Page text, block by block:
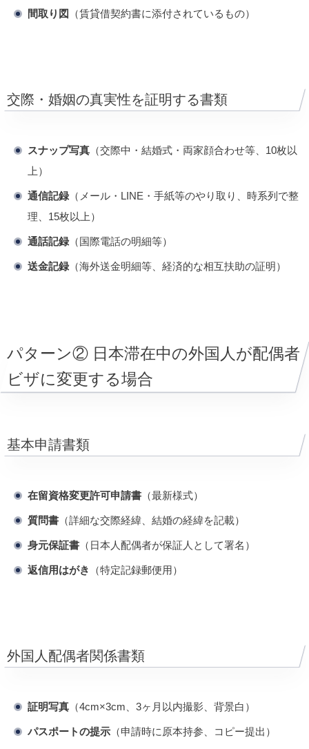
間取り図 （賃貸借契約書に添付されているもの）
交際・婚姻の真実性を証明する書類
スナップ写真 （交際中・結婚式・両家顔合わせ等、10枚以
上）
通信記録（メール・LINE・手紙等のやり取り、時系列で整
理、15枚以上）
通話記録（国際電話の明細等）
送金記録（海外送金明細等、経済的な相互扶助の証明）
パターン② 日本滞在中の外国人が配偶者
ビザに変更する場合
基本申請書類
在留資格変更許可申請書 （最新様式）
質問書 （詳細な交際経緯、結婚の経緯を記載）
身元保証書 （日本人配偶者が保証人として署名）
返信用はがき （特定記録郵便用）
外国人配偶者関係書類
証明写真 （4cm×3cm、3ヶ月以内撮影、背景白）
パスポートの提示 （申請時に原本持参、コピー提出）